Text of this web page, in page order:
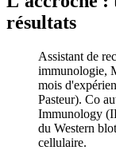
résultats
Assistant de
immunologie,
mois
Pasteur). Co
Immunology
du Western
cellulaire.